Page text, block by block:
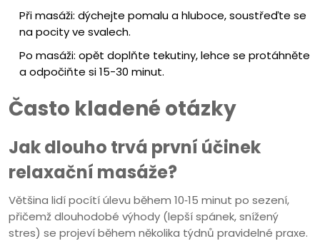
Při masáži: dýchejte pomalu a hluboce, soustřeďte se
na pocity ve svalech.
Po masáži: opět doplňte tekutiny, lehce se protáhněte
a odpočiňte si 15-30 minut.
Často kladené otázky
Jak dlouho trvá první účinek
relaxační masáže?
Většina lidí pocítí úlevu během 10‑15 minut po sezení,
přičemž dlouhodobé výhody (lepší spánek, snížený
stres) se projeví během několika týdnů pravidelné praxe.